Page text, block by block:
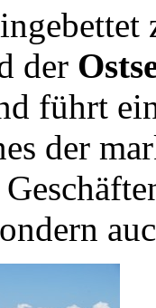
der
führt
der